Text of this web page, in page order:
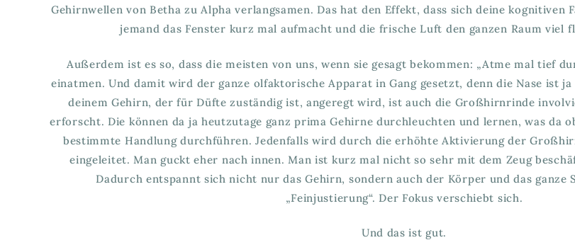
Gehirnwellen von Betha zu Alpha verlangsamen. Das hat den Effekt, dass sich deine kognitiven
jemand das Fenster kurz mal aufmacht und die frische Luft den ganzen Raum viel
Außerdem ist es so, dass die meisten von uns, wenn sie gesagt bekommen: „Atme mal tief
einatmen. Und damit wird der ganze olfaktorische Apparat in Gang gesetzt, denn die Nase ist
deinem Gehirn, der für Düfte zuständig ist, angeregt wird, ist auch die Großhirnrinde
erforscht. Die können da ja heutzutage ganz prima Gehirne durchleuchten und lernen, was da
bestimmte Handlung durchführen. Jedenfalls wird durch die erhöhte Aktivierung der
eingeleitet. Man guckt eher nach innen. Man ist kurz mal nicht so sehr mit dem Zeug
Dadurch entspannt sich nicht nur das Gehirn, sondern auch der Körper und das ganze
„Feinjustierung“. Der Fokus verschiebt sich.
Und das ist gut.